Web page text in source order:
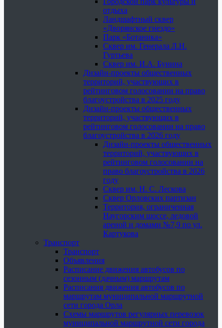
отдыха
Ландшафтный сквер
«Дворянское гнездо»
Парк «Ботаника»
Сквер им. Генерала Л.Н.
Гуртьева
Сквер им. И.А. Бунина
Дизайн-проекты общественных
территорий, участвующих в
рейтинговом голосовании на право
благоустройства в 2025 году
Дизайн-проекты общественных
территорий, участвующих в
рейтинговом голосовании на право
благоустройства в 2026 году
Дизайн-проекты общественных
территорий, участвующих в
рейтинговом голосовании на
право благоустройства в 2026
году
Сквер им. Н. С. Лескова
Сквер Орловских партизан
Территория, ограниченная
Наугорским шоссе, ледовой
ареной и домами №7,9 по ул.
Картукова
Транспорт
Транспорт
Объявления
Расписание движения автобусов по
сезонным (дачным) маршрутам
Расписания движения автобусов по
маршрутам муниципальной маршрутной
сети города Орла
Схемы маршрутов регулярных перевозок
муниципальной маршрутной сети города